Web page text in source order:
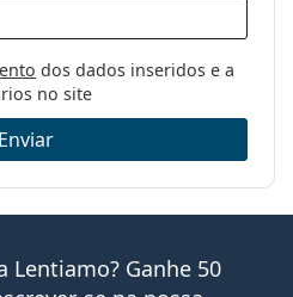
dos dados inseridos e a
no site
Enviar
Lentiamo? Ganhe 50